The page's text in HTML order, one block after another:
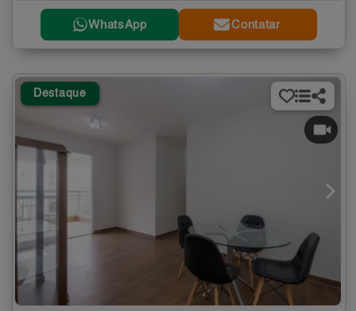
WhatsApp Contatar
Destaque